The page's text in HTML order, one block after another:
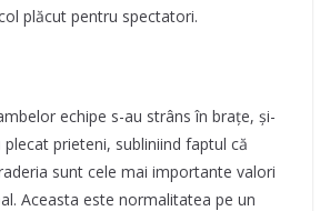
plăcut pentru spectatori.
echipe s-au strâns în brațe, și-
prieteni, subliniind faptul că
sunt cele mai importante valori
Aceasta este normalitatea pe un